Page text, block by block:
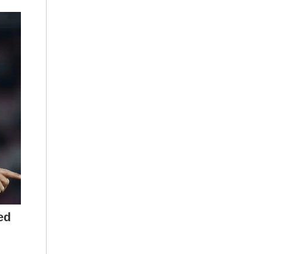
masuk
saya
tidak marah
belajar.